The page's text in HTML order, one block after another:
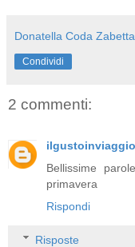
Donatella Coda Zabetta
Condividi
2 commenti:
ilgustoinviaggio
Bellissime
primavera
Rispondi
Risposte